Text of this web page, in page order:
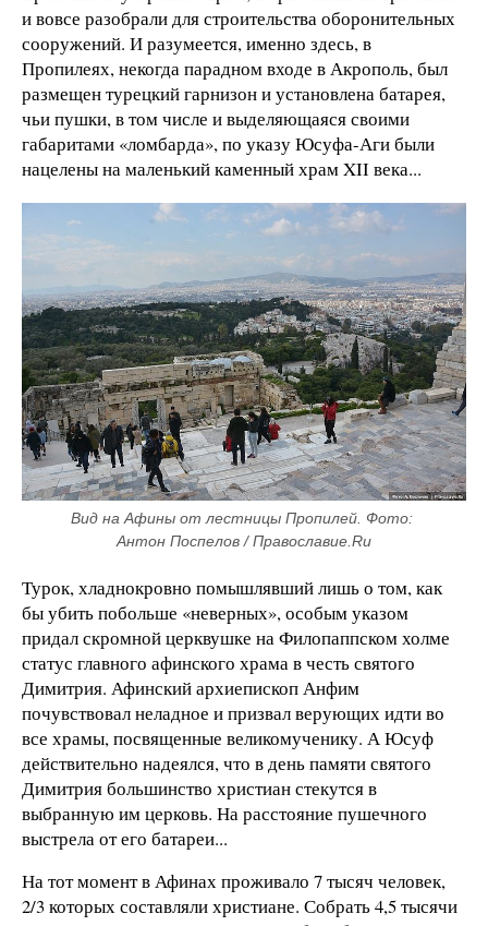
и вовсе разобрали для строительства оборонительных
сооружений. И разумеется, именно здесь, в
Пропилеях, некогда парадном входе в Акрополь, был
размещен турецкий гарнизон и установлена батарея,
чьи пушки, в том числе и выделяющаяся своими
габаритами «ломбарда», по указу Юсуфа-Аги были
нацелены на маленький каменный храм XII века...
Вид на Афины от лестницы Пропилей. Фото:
Антон Поспелов / Православие.Ru
Турок, хладнокровно помышлявший лишь о том, как
бы убить побольше «неверных», особым указом
придал скромной церквушке на Филопаппском холме
статус главного афинского храма в честь святого
Димитрия. Афинский архиепископ Анфим
почувствовал неладное и призвал верующих идти во
все храмы, посвященные великомученику. А Юсуф
действительно надеялся, что в день памяти святого
Димитрия большинство христиан стекутся в
выбранную им церковь. На расстояние пушечного
выстрела от его батареи...
На тот момент в Афинах проживало 7 тысяч человек,
2/3 которых составляли христиане. Собрать 4,5 тысячи